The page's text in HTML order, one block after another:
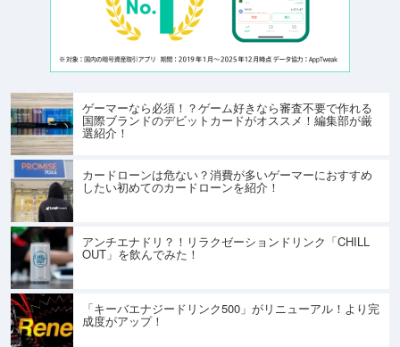
ゲーマーなら必須！？ゲーム好きなら審査不要で作れる
国際ブランドのデビットカードがオススメ！編集部が厳
選紹介！
カードローンは危ない？消費が多いゲーマーにおすすめ
したい初めてのカードローンを紹介！
アンチエナドリ？！リラクゼーションドリンク「CHILL
OUT」を飲んでみた！
「キーバエナジードリンク500」がリニューアル！より完
成度がアップ！